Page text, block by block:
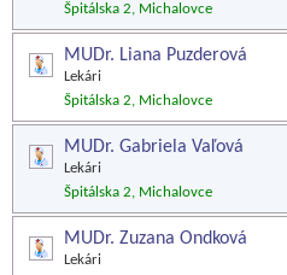
Špitálska 2, Michalovce
MUDr. Liana Puzderová
Lekári
Špitálska 2, Michalovce
MUDr. Gabriela Vaľová
Lekári
Špitálska 2, Michalovce
MUDr. Zuzana Ondková
Lekári